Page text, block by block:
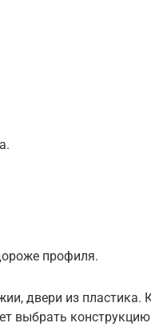
профиля.
двери из
выбрать